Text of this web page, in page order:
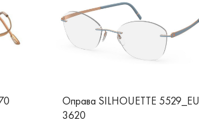
Оправа SILHOUETTE 5529_EU
3620